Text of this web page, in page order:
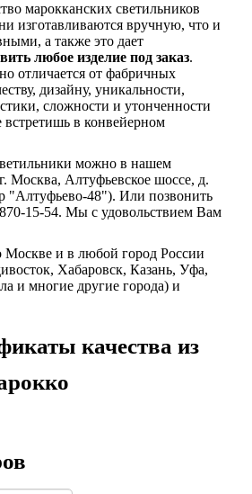
марокканских светильников
изготавливаются вручную, что и
а также это дает
любое изделие под заказ.
отличается от фабричных
дизайну, уникальности,
сложности и утонченности
встретишь в конвейерном
можно в нашем
Москва, Алтуфьевское шоссе, д.
"Алтуфьево-48"). Или позвонить
15-54. Мы с удовольствием Вам
Москве и в любой город России
Хабаровск, Казань, Уфа,
и многие другие города) и
качества из